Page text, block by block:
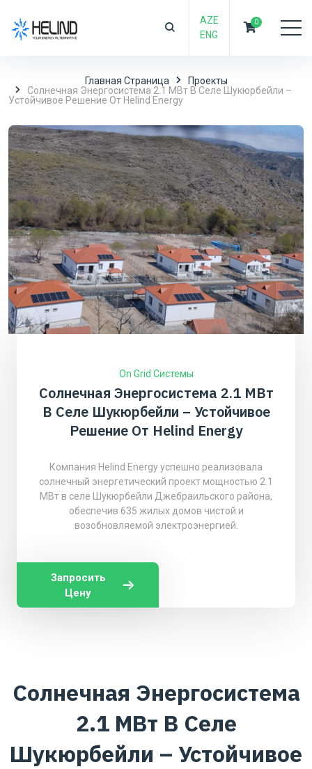
AZE
ENG
0
Главная Страница
Проекты
Солнечная Энергосистема 2.1 МВт В Селе Шукюрбейли –
Устойчивое Решение От Helind Energy
On Grid Системы
Солнечная Энергосистема 2.1 МВт
В Селе Шукюрбейли – Устойчивое
Решение От Helind Energy
Компания Helind Energy успешно реализовала
солнечный энергетический проект мощностью 2.1
МВт в селе Шукюрбейли Джебраильского района,
обеспечив 635 жилых домов чистой и
возобновляемой электроэнергией.
Запросить
Цену
Солнечная Энергосистема
2.1 МВт В Селе
Шукюрбейли – Устойчивое